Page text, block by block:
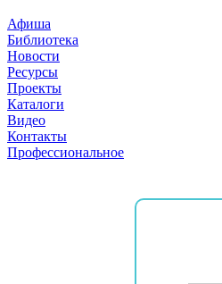
Афиша
Библиотека
Новости
Ресурсы
Проекты
Каталоги
Видео
Контакты
Профессиональное